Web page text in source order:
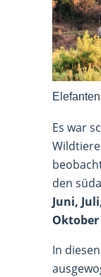
Es war
den
Juni,
Oktober
In